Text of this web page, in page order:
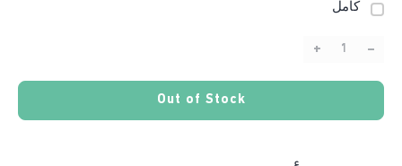
كامل
–
+
Out of Stock